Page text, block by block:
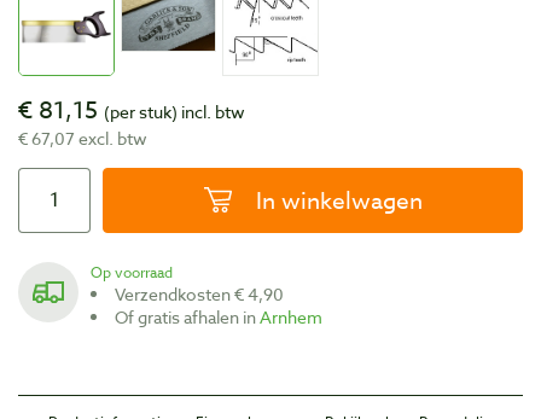
€ 81,15 (per stuk) incl. btw
€ 67,07 excl. btw
In winkelwagen
Op voorraad
Verzendkosten € 4,90
Of gratis afhalen inArnhem